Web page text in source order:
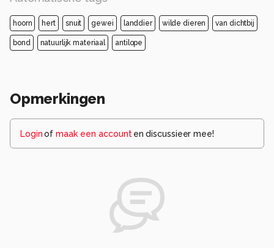
hoorn hert snuit gewei landdier wilde dieren van dichtbij
bond natuurlijk materiaal antilope
Opmerkingen
Loginof maak een account en discussieer mee!